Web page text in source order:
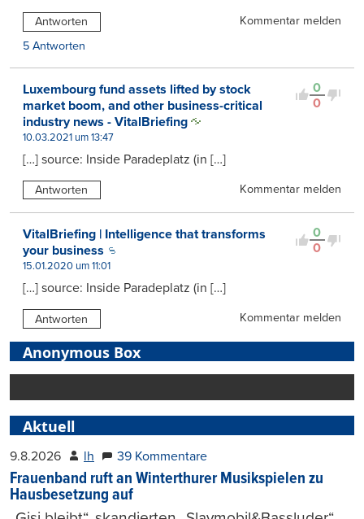
Antworten
Kommentar melden
5 Antworten
0
0
Luxembourg fund assets lifted by stock
market boom, and other business-critical
industry news - VitalBriefing
10.03.2021 um 13:47
[…] source: Inside Paradeplatz (in […]
Antworten Kommentar melden
0
0
VitalBriefing | Intelligence that transforms
your business
15.01.2020 um 11:01
[…] source: Inside Paradeplatz (in […]
Antworten Kommentar melden
Anonymous Box
Aktuell
9.8.2026 lh 39 Kommentare
Frauenband ruft an Winterthurer Musikspielen zu
Hausbesetzung auf